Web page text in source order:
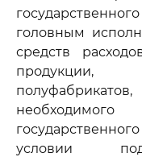
головным
средств
продукции,
условии